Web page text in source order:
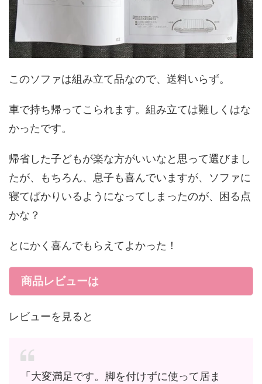
このソファは組み立て品なので、送料いらず。
車で持ち帰ってこられます。組み立ては難しくはな
かったです。
帰省した子どもが楽な方がいいなと思って選びまし
たが、もちろん、息子も喜んでいますが、ソファに
寝てばかりいるようになってしまったのが、困る点
かな？
とにかく喜んでもらえてよかった！
商品レビューは
レビューを見ると
「大変満足です。脚を付けずに使って居ま